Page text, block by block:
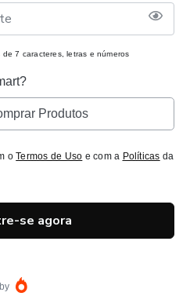
7 caracteres, letras e números
Produtos
oTermos de Uso e com a Políticas da
se agora